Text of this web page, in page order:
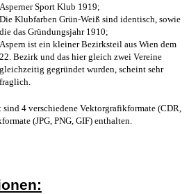
Asperner Sport Klub 1919;
Die Klubfarben Grün-Weiß sind identisch, sowie
die das Gründungsjahr 1910;
Aspern ist ein kleiner Bezirksteil aus Wien dem
22. Bezirk und das hier gleich zwei Vereine
gleichzeitig gegründet wurden, scheint sehr
fraglich.
4 verschiedene Vektorgrafikformate (CDR,
(JPG, PNG, GIF) enthalten.